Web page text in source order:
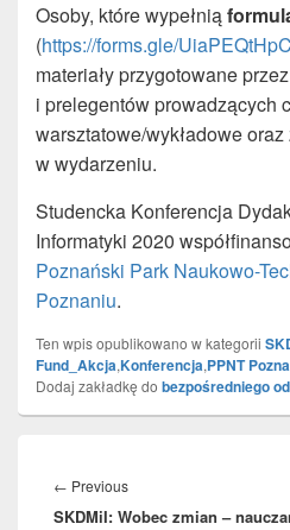
Osoby, które wypełnią
(https://forms.gle/
materiały przygotowane
i prelegentów prowadzących
warsztatowe/wykładowe
w wydarzeniu.
Studencka Konferencja
Informatyki 2020
Poznański Park Naukowo-
Poznaniu.
Ten wpis opublikowano w kategorii
Fund_Akcja,Konferencja,PPNT
Dodaj zakładkę do bezpośredniego
wpisu
← Previous
post:
SKDMiI: Wobec zmian –